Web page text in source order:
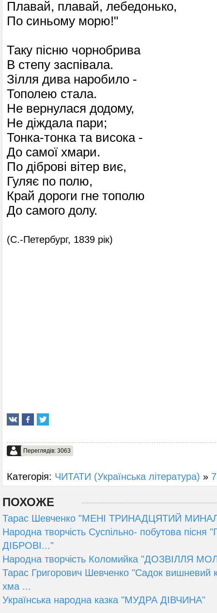
Плавай, плавай, лебедонько,
По синьому морю!"
Таку пісню чорнобрива
В степу заспівала.
Зілля дива наробило -
Тополею стала.
Не вернулася додому,
Не діждала пари;
Тонка-тонка та висока -
До самої хмари.
По діброві вітер виє,
Гуляє по полю,
Край дороги гне тополю
До самого долу.
(С.-Петербург, 1839 рік)
Переглядів: 3063
Категорія: ЧИТАТИ (Українська література) »
ПОХОЖЕ
Тарас Шевченко "МЕНІ ТРИНАДЦЯТИЙ
Народна творчість Суспільно- побутова
ДІБРОВІ..."
Народна творчість Коломийка "ДОЗВІЛЛЯ
Тарас Григорович Шевченко "Садок вишневий
хма ...
Українська народна казка "МУДРА ДІВЧИНА"